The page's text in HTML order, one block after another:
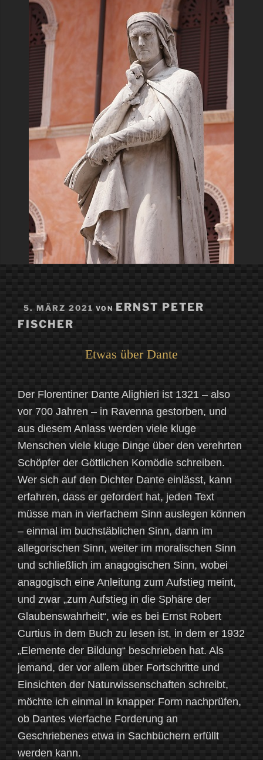
VERÖFFENTLICHT
AM
5. MÄRZ 2021 VON ERNST PETER
FISCHER
Etwas über Dante
Der Florentiner Dante Alighieri ist 1321 – also
vor 700 Jahren – in Ravenna gestorben, und
aus diesem Anlass werden viele kluge
Menschen viele kluge Dinge über den verehrten
Schöpfer der Göttlichen Komödie schreiben.
Wer sich auf den Dichter Dante einlässt, kann
erfahren, dass er gefordert hat, jeden Text
müsse man in vierfachem Sinn auslegen können
– einmal im buchstäblichen Sinn, dann im
allegorischen Sinn, weiter im moralischen Sinn
und schließlich im anagogischen Sinn, wobei
anagogisch eine Anleitung zum Aufstieg meint,
und zwar „zum Aufstieg in die Sphäre der
Glaubenswahrheit“, wie es bei Ernst Robert
Curtius in dem Buch zu lesen ist, in dem er 1932
„Elemente der Bildung“ beschrieben hat. Als
jemand, der vor allem über Fortschritte und
Einsichten der Naturwissenschaften schreibt,
möchte ich einmal in knapper Form nachprüfen,
ob Dantes vierfache Forderung an
Geschriebenes etwa in Sachbüchern erfüllt
werden kann.